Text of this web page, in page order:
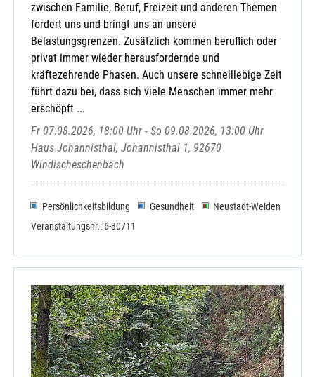
zwischen Familie, Beruf, Freizeit und anderen Themen
fordert uns und bringt uns an unsere
Belastungsgrenzen. Zusätzlich kommen beruflich oder
privat immer wieder herausfordernde und
kräftezehrende Phasen. Auch unsere schnelllebige Zeit
führt dazu bei, dass sich viele Menschen immer mehr
erschöpft ...
Fr 07.08.2026, 18:00 Uhr - So 09.08.2026, 13:00 Uhr
Haus Johannisthal, Johannisthal 1, 92670
Windischeschenbach
Persönlichkeitsbildung Gesundheit
Neustadt-Weiden
Veranstaltungsnr.: 6-30711